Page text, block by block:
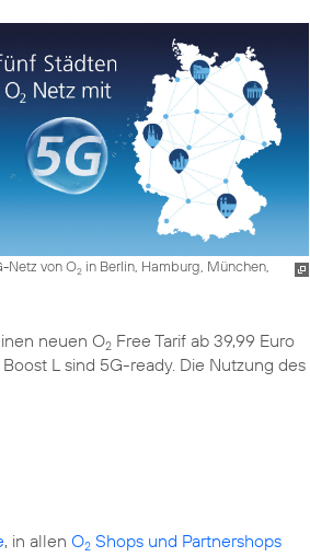
Netz von O2in Berlin, Hamburg, München,
neuen O2 Free Tarif ab 39,99 Euro
L sind 5G-ready. Die Nutzung des
, in allen O2 Shops und Partnershops